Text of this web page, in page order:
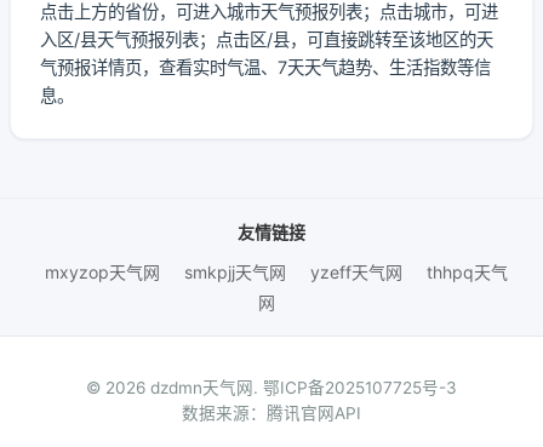
点击上方的省份，可进入城市天气预报列表；点击城市，可进
入区/县天气预报列表；点击区/县，可直接跳转至该地区的天
气预报详情页，查看实时气温、7天天气趋势、生活指数等信
息。
友情链接
mxyzop天气网
smkpjj天气网 yzeff天气网
thhpq天气
网
© 2026 dzdmn天气网. 鄂ICP备2025107725号-3
数据来源：腾讯官网API